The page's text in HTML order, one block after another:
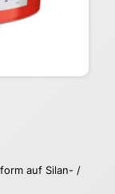
auf Silan- /